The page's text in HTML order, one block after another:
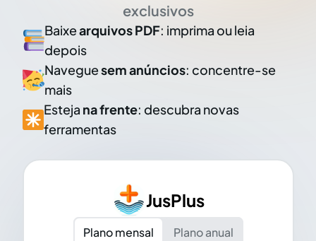
exclusivos
Baixearquivos PDF: imprima ou leia
depois
Naveguesem anúncios: concentre-se
mais
Esteja na frente: descubra novas
ferramentas
JusPlus
Plano mensal
Plano anual